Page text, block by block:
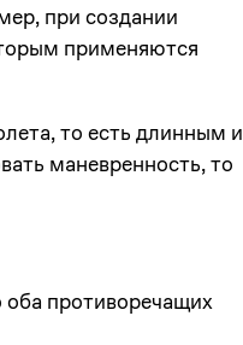
при создании
применяются
то есть длинным и
маневренность, то
оба противоречащих